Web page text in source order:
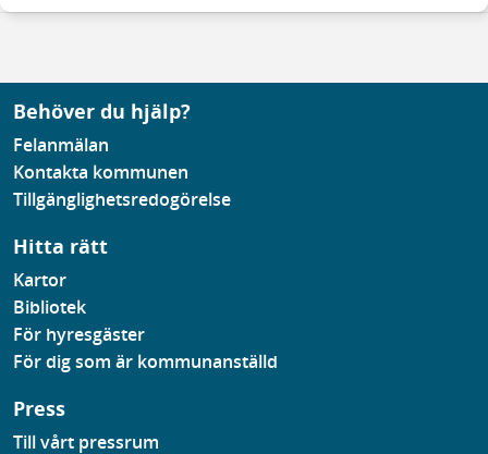
Behöver du hjälp?
Felanmälan
Kontakta kommunen
Tillgänglighetsredogörelse
Hitta rätt
Kartor
Bibliotek
För hyresgäster
För dig som är kommunanställd
Press
Till vårt pressrum